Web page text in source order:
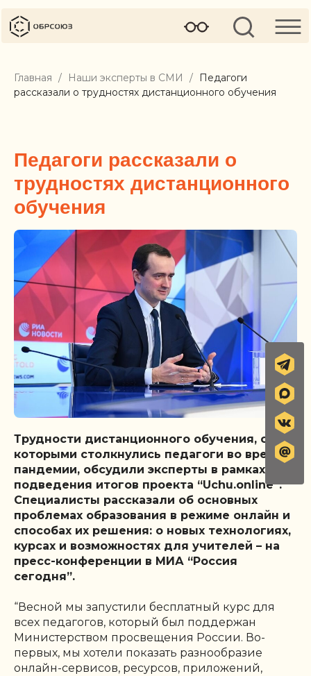
Главная Наши эксперты в СМИ
Педагоги
рассказали о трудностях дистанционного обучения
Педагоги рассказали о
трудностях дистанционного
обучения
Трудности дистанционного обучения, с
которыми столкнулись педагоги во время
пандемии, обсудили эксперты в рамках
подведения итогов проекта “Uchu.online”.
Специалисты рассказали об основных
проблемах образования в режиме онлайн и
способах их решения: о новых технологиях,
курсах и возможностях для учителей – на
пресс-конференции в МИА “Россия
сегодня”.
“Весной мы запустили бесплатный курс для
всех педагогов, который был поддержан
Министерством просвещения России. Во-
первых, мы хотели показать разнообразие
онлайн-сервисов, ресурсов, приложений,